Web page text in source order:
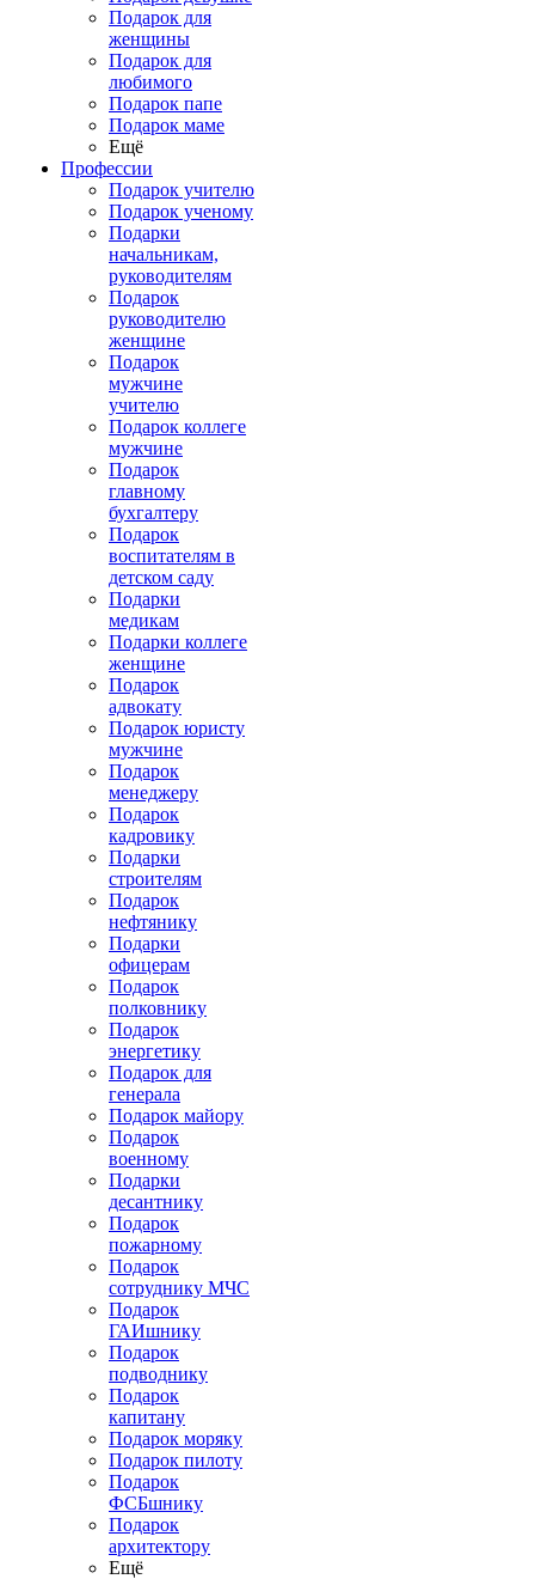
Подарок для
женщины
Подарок для
любимого
Подарок папе
Подарок маме
Ещё
Профессии
Подарок учителю
Подарок ученому
Подарки
начальникам,
руководителям
Подарок
руководителю
женщине
Подарок
мужчине
учителю
Подарок коллеге
мужчине
Подарок
главному
бухгалтеру
Подарок
воспитателям в
детском саду
Подарки
медикам
Подарки коллеге
женщине
Подарок
адвокату
Подарок юристу
мужчине
Подарок
менеджеру
Подарок
кадровику
Подарки
строителям
Подарок
нефтянику
Подарки
офицерам
Подарок
полковнику
Подарок
энергетику
Подарок для
генерала
Подарок майору
Подарок
военному
Подарки
десантнику
Подарок
пожарному
Подарок
сотруднику МЧС
Подарок
ГАИшнику
Подарок
подводнику
Подарок
капитану
Подарок моряку
Подарок пилоту
Подарок
ФСБшнику
Подарок
архитектору
Ещё